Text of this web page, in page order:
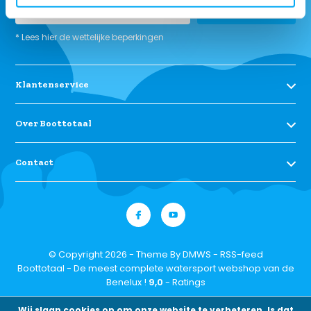
Abonneer
* Lees hier de wettelijke beperkingen
Klantenservice
Over Boottotaal
Contact
© Copyright 2026 - Theme ByDMWS - RSS-feed
Boottotaal - De meest complete watersport webshop van de
Benelux ! 9,0 - Ratings